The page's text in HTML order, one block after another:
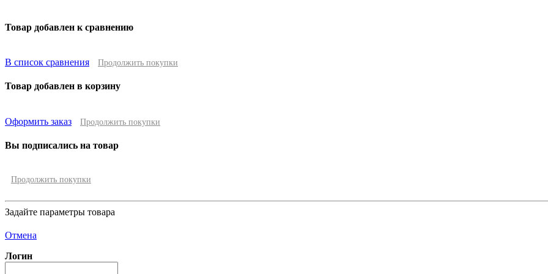
Товар добавлен к сравнению
В список сравнения Продолжить покупки
Товар добавлен в корзину
Оформить заказ Продолжить покупки
Вы подписались на товар
Продолжить покупки
Задайте параметры товара
Отмена
Логин